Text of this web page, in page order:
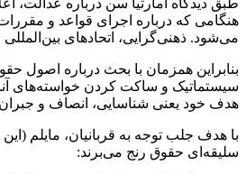
هنگامی که درباره اجرای قواعد و
می‌شود. ذهنی‌گرایی، اتحادهای
سیستماتیک و ساکت کردن خواسته‌های
هدف خود یعنی شناسایی، انصاف و
سلیقه‌ای حقوق رنج می‌برند: